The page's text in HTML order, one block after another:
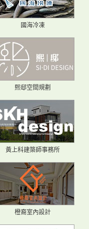
國海冷凍
熙邸空間規劃
黃上科建築師事務所
橙裔室內設計